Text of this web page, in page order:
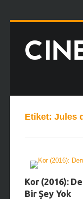
Etiket: Jules
Kor (2016):
Bir Şey Yok